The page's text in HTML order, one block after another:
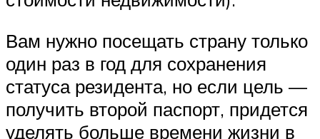
Вам нужно посещать страну только
один раз в год для сохранения
статуса резидента, но если цель —
получить второй паспорт, придется
уделять больше времени жизни в